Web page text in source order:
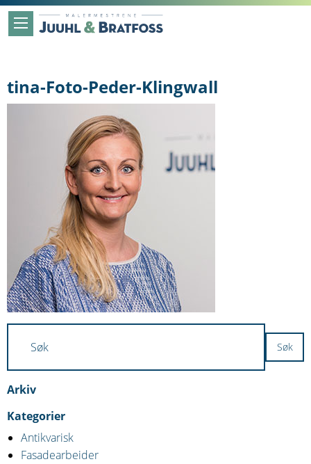
tina-Foto-Peder-Klingwall
Arkiv
Kategorier
Antikvarisk
Fasadearbeider